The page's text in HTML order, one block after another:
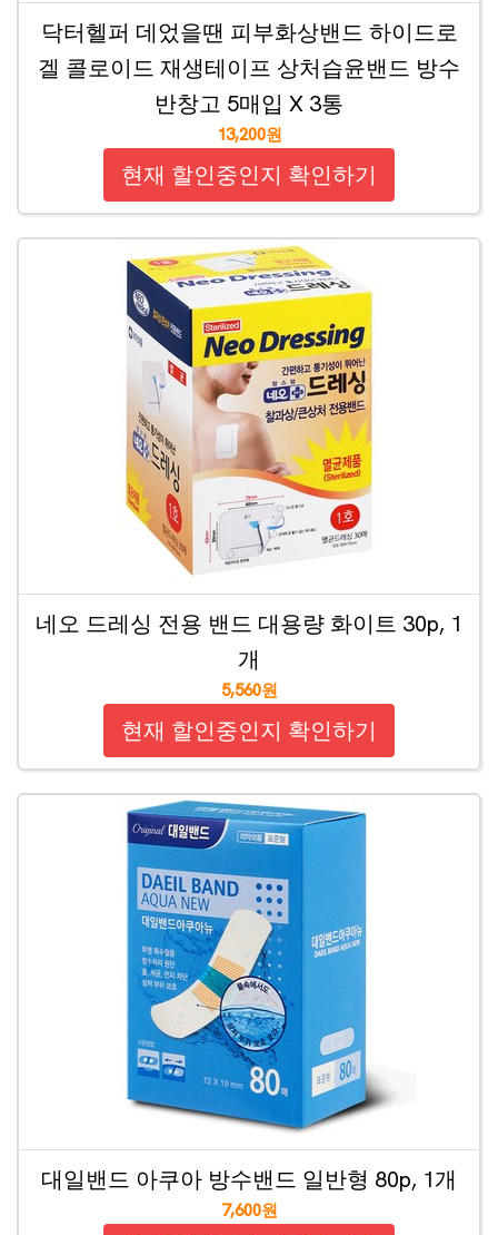
닥터헬퍼 데었을땐 피부화상밴드 하이드로
겔 콜로이드 재생테이프 상처습윤밴드 방수
반창고 5매입 X 3통
13,200원
현재 할인중인지 확인하기
네오 드레싱 전용 밴드 대용량 화이트 30p, 1
개
5,560원
현재 할인중인지 확인하기
대일밴드 아쿠아 방수밴드 일반형 80p, 1개
7,600원